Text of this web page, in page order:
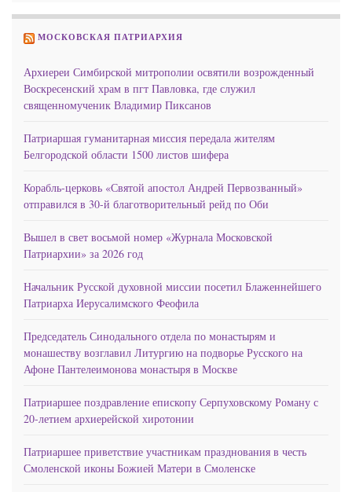
МОСКОВСКАЯ ПАТРИАРХИЯ
Архиереи Симбирской митрополии освятили возрожденный
Воскресенский храм в пгт Павловка, где служил
священномученик Владимир Пиксанов
Патриаршая гуманитарная миссия передала жителям
Белгородской области 1500 листов шифера
Корабль-церковь «Святой апостол Андрей Первозванный»
отправился в 30-й благотворительный рейд по Оби
Вышел в свет восьмой номер «Журнала Московской
Патриархии» за 2026 год
Начальник Русской духовной миссии посетил Блаженнейшего
Патриарха Иерусалимского Феофила
Председатель Синодального отдела по монастырям и
монашеству возглавил Литургию на подворье Русского на
Афоне Пантелеимонова монастыря в Москве
Патриаршее поздравление епископу Серпуховскому Роману с
20-летием архиерейской хиротонии
Патриаршее приветствие участникам празднования в честь
Смоленской иконы Божией Матери в Смоленске